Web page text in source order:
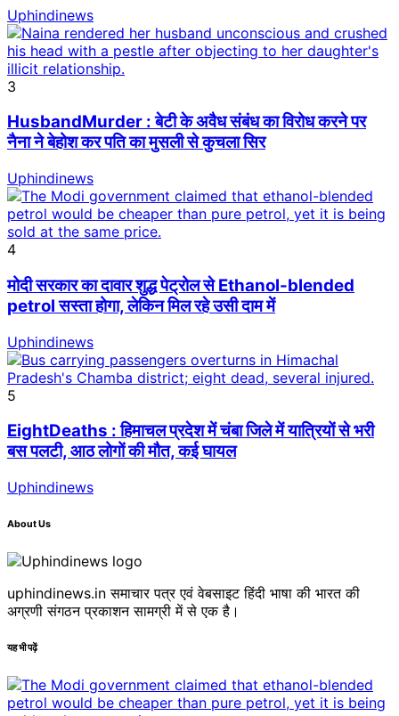
Uphindinews
3
HusbandMurder : बेटी के अवैध संबंध का विरोध करने पर
नैना ने बेहोश कर पति का मुसली से कुचला सिर
Uphindinews
4
मोदी सरकार का दावार शुद्ध पेट्रोल से Ethanol-blended
petrol सस्ता होगा, लेकिन मिल रहे उसी दाम में
Uphindinews
5
EightDeaths : हिमाचल प्रदेश में चंबा जिले में यात्रियों से भरी
बस पलटी, आठ लोगों की मौत, कई घायल
Uphindinews
About Us
uphindinews.in समाचार पत्र एवं वेबसाइट हिंदी भाषा की भारत की
अग्रणी संगठन प्रकाशन सामग्री में से एक है।
यह भी पढ़ें